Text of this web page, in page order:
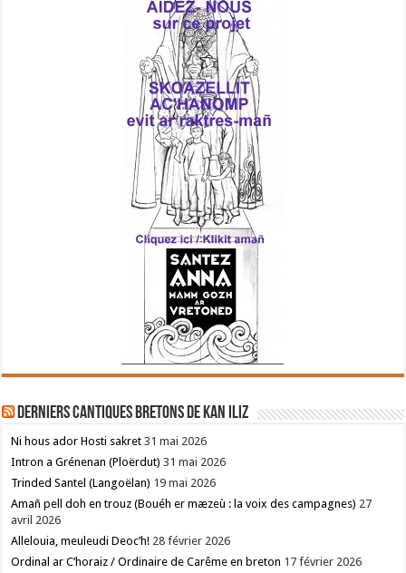
Derniers cantiques bretons de Kan Iliz
Ni hous ador Hosti sakret 31 mai 2026
Intron a Grénenan (Ploërdut) 31 mai 2026
Trinded Santel (Langoëlan) 19 mai 2026
Amañ pell doh en trouz (Bouéh er mæzeù : la voix des campagnes) 27
avril 2026
Allelouia, meuleudi Deoc’h! 28 février 2026
Ordinal ar C’horaiz / Ordinaire de Carême en breton 17 février 2026